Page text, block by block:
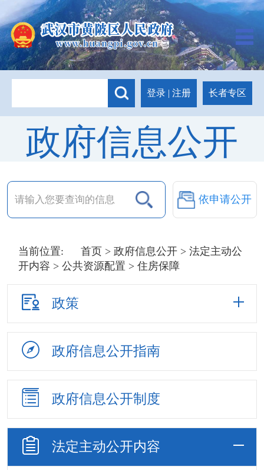
登录 | 注册 长者专区
政府信息公开
依申请公开
当前位置: 首页 > 政府信息公开> 法定主动公
开内容 >公共资源配置 > 住房保障
政策
政府信息公开指南
政府信息公开制度
法定主动公开内容